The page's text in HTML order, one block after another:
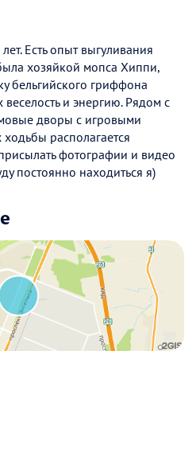
Есть опыт выгуливания
хозяйкой мопса Хиппи,
бельгийского гриффона
и энергию. Рядом с
дворы с игровыми
располагается
фотографии и видео
постоянно находиться я)